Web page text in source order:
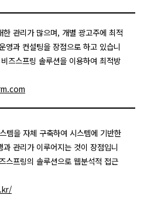
한 관리가 많으며, 개별 광고주에 최적
영과 컨설팅을 장점으로 하고 있습니
즈스프링 솔루션을 이용하여 최적방
템을 자체 구축하여 시스템에 기반한
과 관리가 이루어지는 것이 장점입니
스프링의 솔루션으로 웹분석적 접근